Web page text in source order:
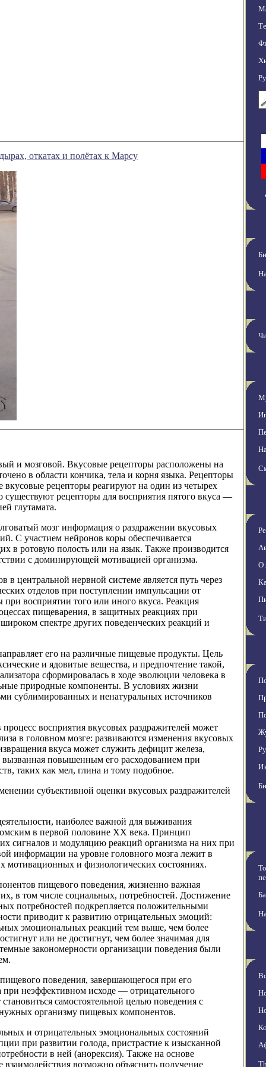
откатах и полётах к Марсу
и мозговой. Вкусовые рецепторы расположены на
в области кончика, тела и корня языка. Рецепторы
рецепторы реагируют на один из четырех
существуют рецепторы для восприятия пятого вкуса —
глутамата.
мозг информация о раздражении вкусовых
С участием нейронов коры обеспечивается
в ротовую полость или на язык. Также производится
с доминирующей мотивацией организма.
центральной нервной системе является путь через
отделов при поступлении импульсации от
восприятии того или иного вкуса. Реакция
пищеварения, в защитных реакциях при
спектре других поведенческих реакций и
его на различные пищевые продукты. Цель
и ядовитые вещества, и предпочтение такой,
сформировалась в ходе эволюции человека в
природные компоненты. В условиях жизни
сублимированных и ненатуральных источников
восприятия вкусовых раздражителей может
в головном мозге: развиваются изменения вкусовых
вкуса может служить дефицит железа,
повышенным его расходованием при
таких как мел, глина и тому подобное.
субъективной оценки вкусовых раздражителей
наиболее важной для выживания
в первой половине XX века. Принцип
сигналов и модуляцию реакций организма на них при
информации на уровне головного мозга лежит в
и физиологических состояниях.
пищевого поведения, жизненно важная
в том числе социальных, потребностей. Достижение
потребностей подкрепляется положительными
приводит к развитию отрицательных эмоций:
эмоциональных реакций тем выше, чем более
или не достигнут, чем более значимая для
закономерности организации поведения были
поведения, завершающегося при его
при неэффективном исходе — отрицательного
самостоятельной целью поведения с
организму пищевых компонентов.
и отрицательных эмоциональных состояний
при развитии голода, пристрастие к изысканной
в ней (анорексия). Также на основе
возможно объяснить получение
О